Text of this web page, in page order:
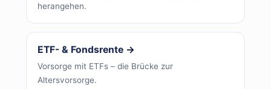
herangehen.
ETF- & Fondsrente →
Vorsorge mit ETFs – die Brücke zur
Altersvorsorge.